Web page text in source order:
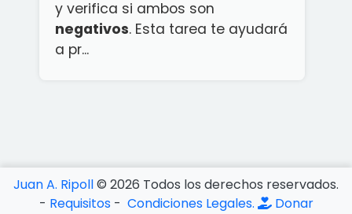
y verifica si ambos son
negativos. Esta tarea te ayudará
a pr...
Juan A. Ripoll© 2026 Todos los derechos reservados.
- Requisitos- Condiciones Legales. Donar